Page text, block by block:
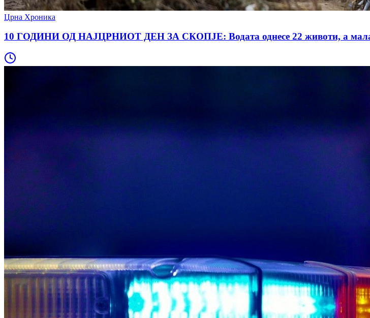
Црна Хроника
10 ГОДИНИ ОД НАЈЦРНИОТ ДЕН ЗА СКОПЈЕ: Водата однесе 22 животи, а